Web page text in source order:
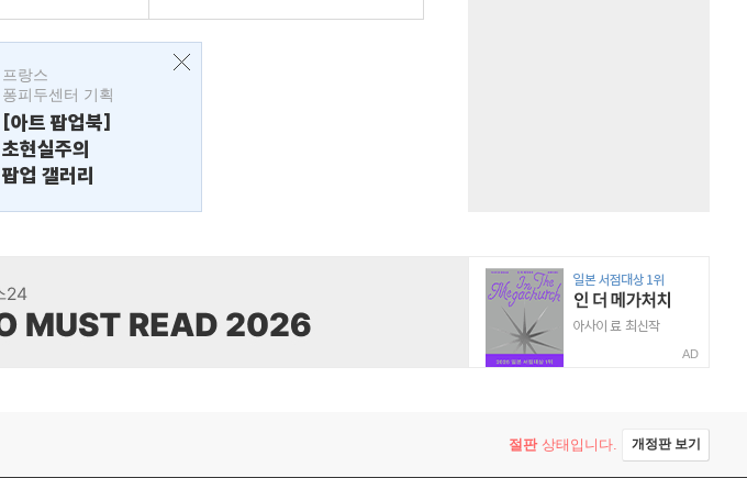
프랑스
퐁피두센터 기획
[아트 팝업북]
초현실주의
팝업 갤러리
AD
절판상태입니다. 개정판 보기